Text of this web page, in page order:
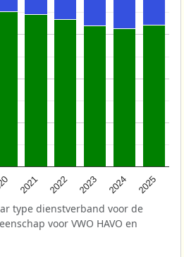
2021 2022 2023 2024 2025
type dienstverband voor de
voor VWO HAVO en